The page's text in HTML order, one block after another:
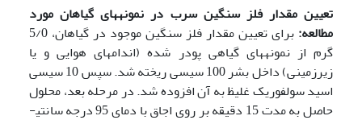
تعیین مقدار فلز سنگین سرب در نمونه­های گیاهان مورد
مطالعه:
برای تعیین مقدار فلز سنگین موجود در گیاهان، 5/0
گرم از نمونه­های گیاهی پودر شده (اندام­های هوایی و یا
زیرزمینی) داخل بشر 100 سی­سی ریخته شد. سپس 10 سی­سی
اسید سولفوریک غلیظ به آن افزوده شد. در مرحله بعد، محلول
حاصل به مدت 15 دقیقه بر روی اجاق با دمای 95 درجه سانتی­